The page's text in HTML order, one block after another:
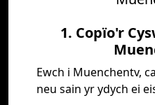
1. Copïo'r
Ewch i Muenchentv,
neu sain yr ydych ei